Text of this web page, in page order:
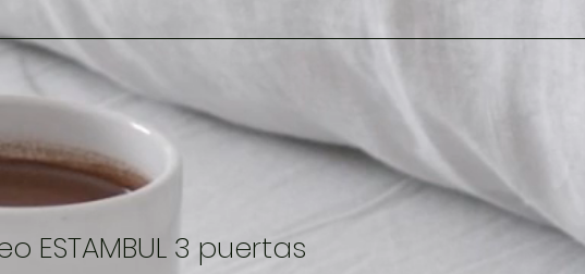
ESTAMBUL 3 puertas